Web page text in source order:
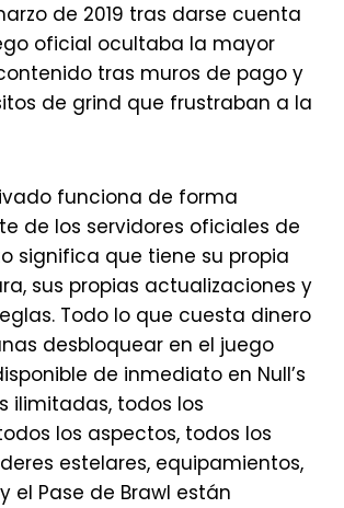
de 2019 tras darse cuenta
oficial ocultaba la mayor
tras muros de pago y
de grind que frustraban a la
funciona de forma
de los servidores oficiales de
significa que tiene su propia
sus propias actualizaciones y
Todo lo que cuesta dinero
desbloquear en el juego
de inmediato en Null’s
ilimitadas, todos los
los aspectos, todos los
estelares, equipamientos,
el Pase de Brawl están